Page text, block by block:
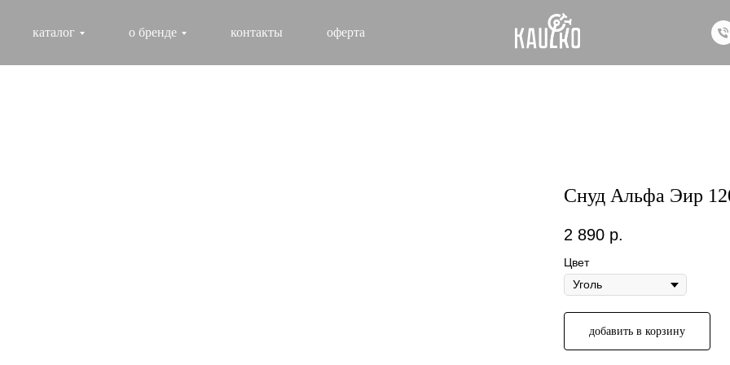
каталог о бренде контакты оферта
Снуд Альфа Эир
2 890 р.
Цвет
добавить в корзину